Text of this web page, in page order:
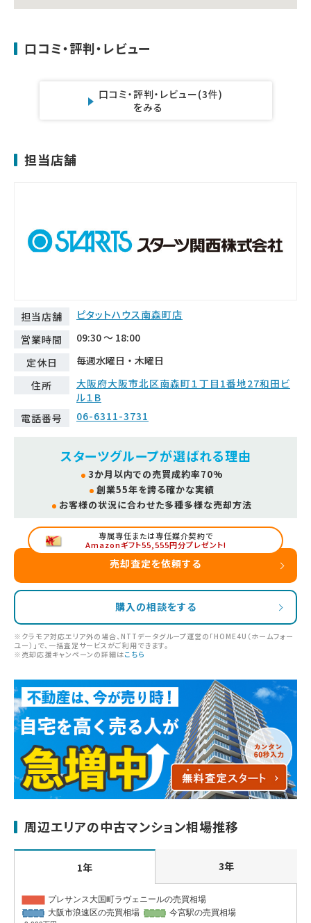
口コミ・評判・レビュー
口コミ・評判・レビュー
をみる
(3件)
担当店舗
担当店舗
ピタットハウス南森町店
営業時間
09:30 ～ 18:00
定休日
毎週水曜日・木曜日
住所
大阪府大阪市北区南森町１丁目1番地27和田ビ
ル１B
電話番号
06-6311-3731
スターツグループが選ばれる理由
3か月以内での売買成約率70%
創業55年を誇る確かな実績
お客様の状況に合わせた多種多様な売却方法
専属専任または専任媒介契約で
Amazonギフト55,555円分プレゼント!
売却査定を依頼する
購入の相談をする
※クラモア対応エリア外の場合、NTTデータグループ運営の「HOME4U（ホームフォー
ユー）」で、一括査定サービスがご利用できます。
※売却応援キャンペーンの詳細はこちら
周辺エリアの中古マンション相場推移
1年 3年